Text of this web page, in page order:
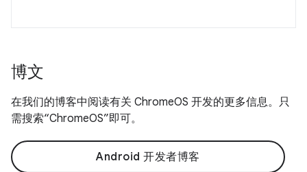
博文
在我们的博客中阅读有关 ChromeOS 开发的更多信息。只
需搜索“ChromeOS”即可。
Android 开发者博客